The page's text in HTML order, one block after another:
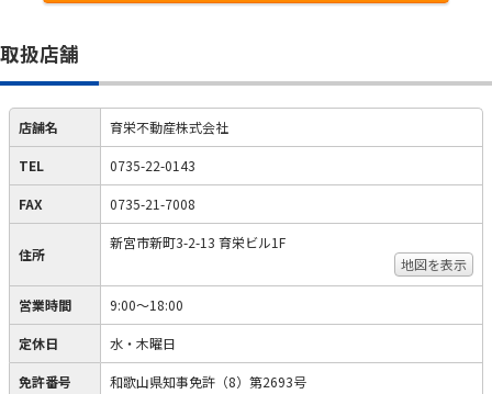
取扱店舗
店舗名 育栄不動産株式会社
TEL 0735-22-0143
FAX 0735-21-7008
住所
新宮市新町3-2-13 育栄ビル1F
地図を表示
営業時間 9:00～18:00
定休日 水・木曜日
免許番号 和歌山県知事免許（8）第2693号